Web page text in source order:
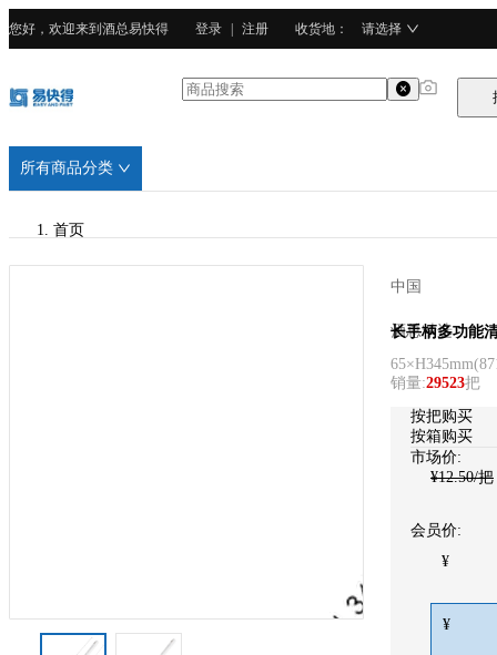
您好，欢迎来到酒总易快得 登录 注册 收货地 ： 请选择
所有商品分类
首页
中国
酒总精选
长手柄多功能
65×H345mm(
销量:29523把
按把购买
按箱购买
市场价:
¥12.50/把
会员价:
¥
¥